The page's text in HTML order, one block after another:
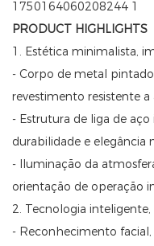
PRODUCT HIGHLIGHTS
1. Estética minimalista,
- Corpo de metal
revestimento resistente a
- Estrutura de liga de
durabilidade e elegância
- Iluminação da
orientação de operação
2. Tecnologia
- Reconhecimento